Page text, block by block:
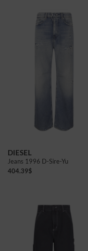
DIESEL
Jeans 1996 D-Sire-Yu
404.39$